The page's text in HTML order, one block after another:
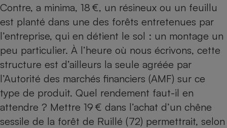
Contre, a minima, 18 €, un résineux ou un feuillu
est planté dans une des forêts entretenues par
l’entreprise, qui en détient le sol : un montage un
peu particulier. À l’heure où nous écrivons, cette
structure est d’ailleurs la seule agréée par
l’Autorité des marchés financiers (AMF) sur ce
type de produit. Quel rendement faut-il en
attendre ? Mettre 19 € dans l’achat d’un chêne
sessile de la forêt de Ruillé (72) permettrait, selon
Climatiseur -
Ventilateur
Antivirus
Climatiseur -